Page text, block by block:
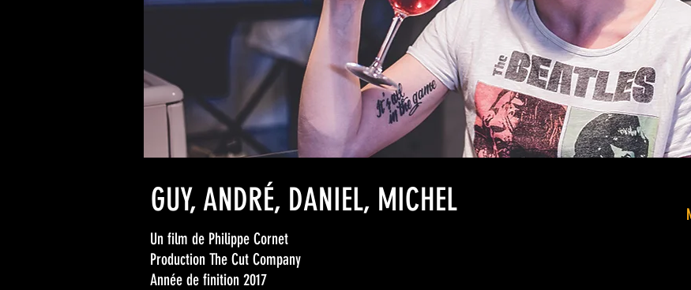
GUY, ANDRÉ, DANIEL, MICHEL
Un film de Philippe Cornet
Production The Cut Company
Année de finition 2017